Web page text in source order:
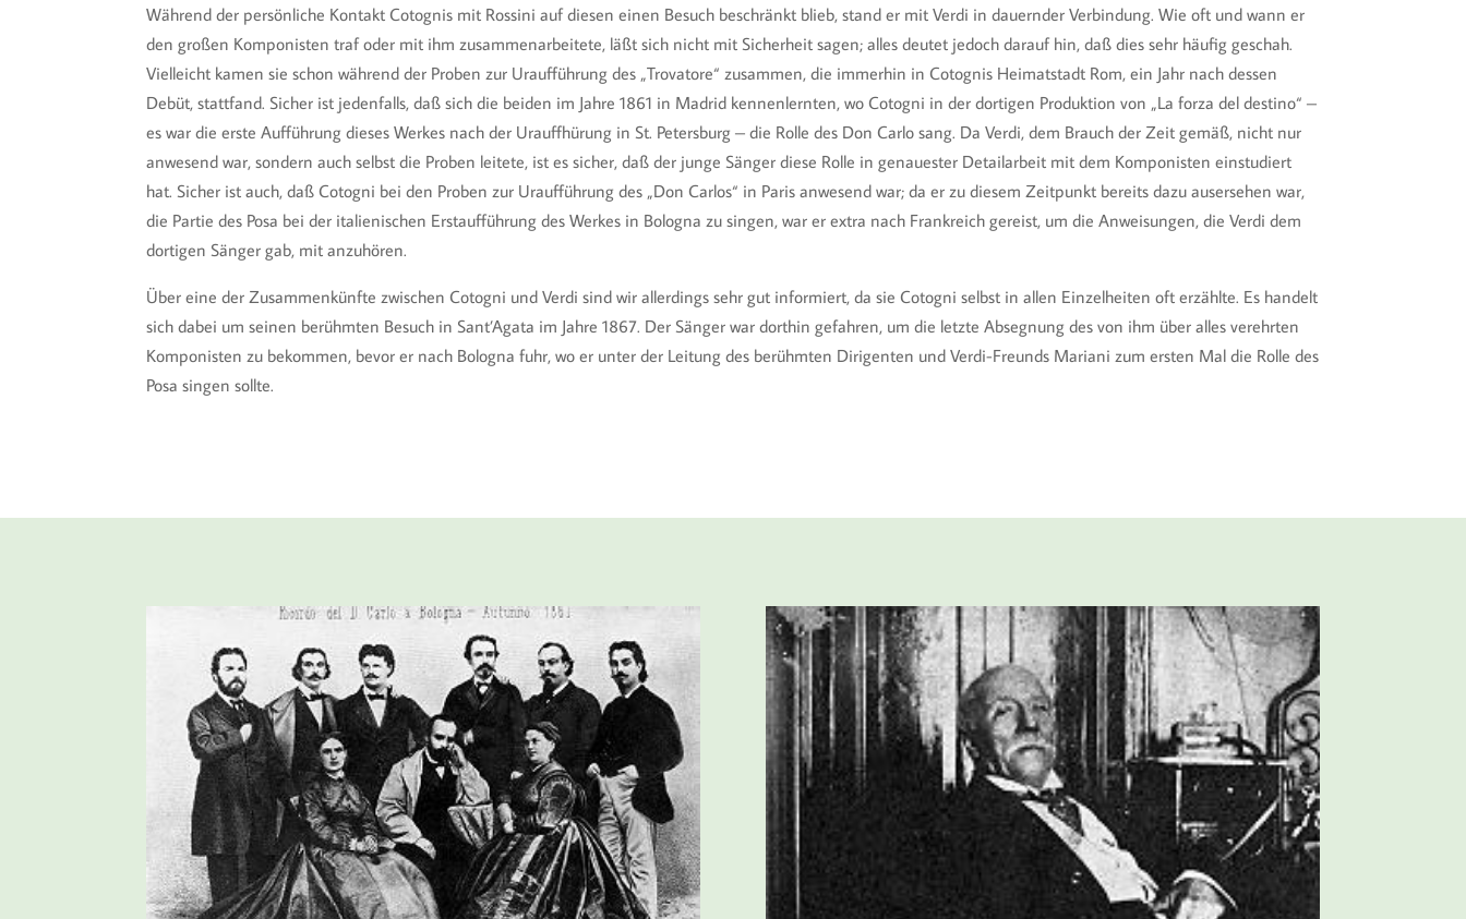
Während der persönliche Kontakt Cotognis mit Rossini auf diesen einen Besuch beschränkt blieb, stand er mit Verdi in dauernder Verbindung. Wie oft und wann er
den großen Komponisten traf oder mit ihm zusammenarbeitete, läßt sich nicht mit Sicherheit sagen; alles deutet jedoch darauf hin, daß dies sehr häufig geschah.
Vielleicht kamen sie schon während der Proben zur Uraufführung des „Trovatore“ zusammen, die immerhin in Cotognis Heimatstadt Rom, ein Jahr nach dessen
Debüt, stattfand. Sicher ist jedenfalls, daß sich die beiden im Jahre 1861 in Madrid kennenlernten, wo Cotogni in der dortigen Produktion von „La forza del destino“ –
es war die erste Aufführung dieses Werkes nach der Urauffhürung in St. Petersburg – die Rolle des Don Carlo sang. Da Verdi, dem Brauch der Zeit gemäß, nicht nur
anwesend war, sondern auch selbst die Proben leitete, ist es sicher, daß der junge Sänger diese Rolle in genauester Detailarbeit mit dem Komponisten einstudiert
hat. Sicher ist auch, daß Cotogni bei den Proben zur Uraufführung des „Don Carlos“ in Paris anwesend war; da er zu diesem Zeitpunkt bereits dazu ausersehen war,
die Partie des Posa bei der italienischen Erstaufführung des Werkes in Bologna zu singen, war er extra nach Frankreich gereist, um die Anweisungen, die Verdi dem
dortigen Sänger gab, mit anzuhören.
Über eine der Zusammenkünfte zwischen Cotogni und Verdi sind wir allerdings sehr gut informiert, da sie Cotogni selbst in allen Einzelheiten oft erzählte. Es handelt
sich dabei um seinen berühmten Besuch in Sant’Agata im Jahre 1867. Der Sänger war dorthin gefahren, um die letzte Absegnung des von ihm über alles verehrten
Komponisten zu bekommen, bevor er nach Bologna fuhr, wo er unter der Leitung des berühmten Dirigenten und Verdi-Freunds Mariani zum ersten Mal die Rolle des
Posa singen sollte.